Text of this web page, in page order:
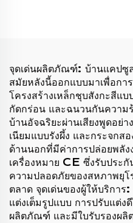
จุดเด่นผลิตภัณฑ์: บ้านแคปซู
สมัยหลังนี้ออกแบบมาเพื่อกา
โครงสร้างเหล็กชุบสังกะสีแ
กัดกร่อน และฉนวนกันความ
บ้านอัจฉริยะผ่านเสียงพูดอย่
เนียมแบบรังผึ้ง และกระจก
ด้านนอกที่มีค่าการปล่อยพลัง
เครื่องหมาย CE ซึ่งรับประ
ความปลอดภัยของสหภาพยุโ
ตลาด จุดเด่นของผู้ให้บริการ
แต่งเต็มรูปแบบ การปรับแต่ง
ผลิตภัณฑ์ และมีใบรับรองผ